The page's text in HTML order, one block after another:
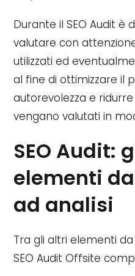
Durante il SEO Audit è
valutare con
utilizzati ed
al fine di ottimizzare il
autorevolezza e
vengano valutati in
SEO Audit:
elementi
ad analisi
Tra gli altri elementi
SEO Audit Offsite